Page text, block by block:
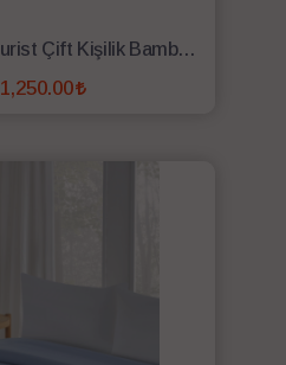
Özdilek Colourist Çift Kişilik Bambu Pike Çağla
1,250.00